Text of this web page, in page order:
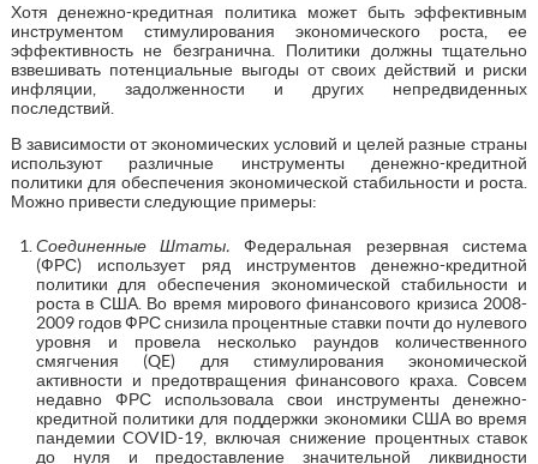
Хотя денежно-кредитная политика может быть эффективным
инструментом стимулирования экономического роста, ее
эффективность не безгранична. Политики должны тщательно
взвешивать потенциальные выгоды от своих действий и риски
инфляции, задолженности и других непредвиденных
последствий.
В зависимости от экономических условий и целей разные страны
используют различные инструменты денежно-кредитной
политики для обеспечения экономической стабильности и роста.
Можно привести следующие примеры:
Соединенные Штаты. Федеральная резервная система
(ФРС) использует ряд инструментов денежно-кредитной
политики для обеспечения экономической стабильности и
роста в США. Во время мирового финансового кризиса 2008-
2009 годов ФРС снизила процентные ставки почти до нулевого
уровня и провела несколько раундов количественного
смягчения (QE) для стимулирования экономической
активности и предотвращения финансового краха. Совсем
недавно ФРС использовала свои инструменты денежно-
кредитной политики для поддержки экономики США во время
пандемии COVID-19, включая снижение процентных ставок
до нуля и предоставление значительной ликвидности